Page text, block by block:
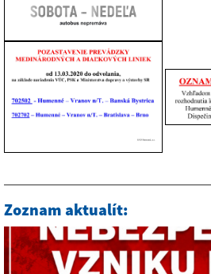
Zoznam aktualít: